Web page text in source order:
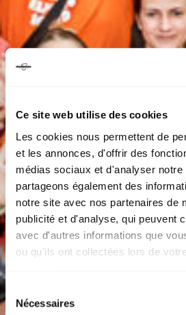
Ce site web utilise des cookies
Les cookies nous permettent de
et les annonces, d'offrir des
médias sociaux et d'analyser notre
partageons également des
notre site avec nos partenaires de
publicité et d'analyse, qui peuvent
avec d'autres informations que
ou qu'ils ont collectées lors de
depuis la page Mentions Légales.
du Nécessaires